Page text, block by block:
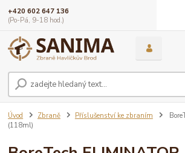
+420 602 647 136
(Po-Pá, 9-18 hod.)
Úvod Zbraně Příslušenství ke zbraním
(118ml)